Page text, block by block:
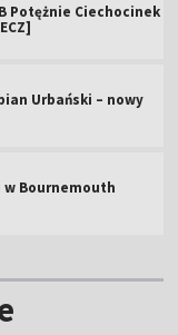
Potężnie Ciechocinek
Urbański – nowy
w Bournemouth